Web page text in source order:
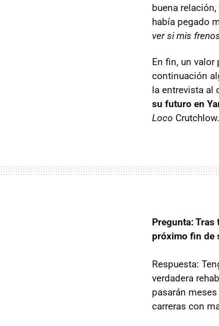
buena
había pegado
ver si mis
En fin, un
continuación
la entrevista al
su futuro en
Loco Crutchlow.
Pregunta:
próximo fin de
Respuesta:
verdadera
pasarán
carreras con